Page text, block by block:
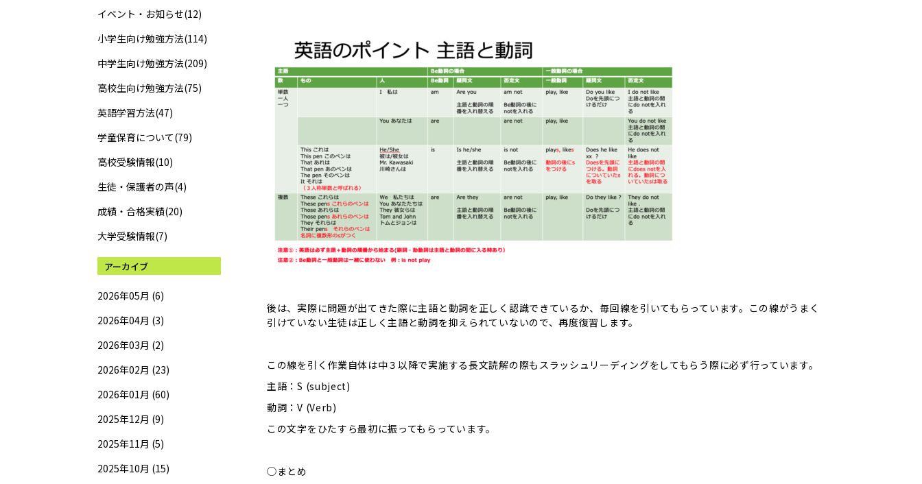
イベント・お知らせ(12)
小学生向け勉強方法(114)
中学生向け勉強方法(209)
高校生向け勉強方法(75)
英語学習方法(47)
学童保育について(79)
高校受験情報(10)
生徒・保護者の声(4)
成績・合格実績(20)
大学受験情報(7)
アーカイブ
2026年05月 (6)
2026年04月 (3)
2026年03月 (2)
2026年02月 (23)
2026年01月 (60)
2025年12月 (9)
2025年11月 (5)
2025年10月 (15)
後は、実際に問題が出てきた際に主語と動詞を正しく認識できているか、毎回線を引いてもらっています。この線がうまく
引けていない生徒は正しく主語と動詞を抑えられていないので、再度復習します。
この線を引く作業自体は中３以降で実施する長文読解の際もスラッシュリーディングをしてもらう際に必ず行っています。
主語：S (subject)
動詞：V (Verb)
この文字をひたすら最初に振ってもらっています。
◯まとめ